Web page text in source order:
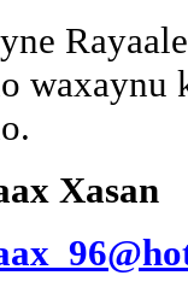
waxaynu
Xasan